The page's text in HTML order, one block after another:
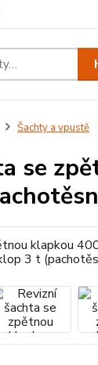
Šachty a vpustě
se